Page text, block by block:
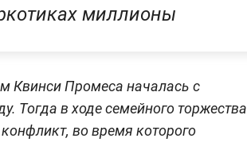
миллионы
Квинси Промеса началась с
Тогда в ходе семейного торжества
во время которого